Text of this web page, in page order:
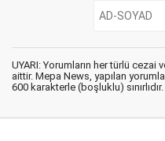
UYARI: Yorumların her türlü
aittir. Mepa News, yapılan
600 karakterle (boşluklu) sınırlıdır.